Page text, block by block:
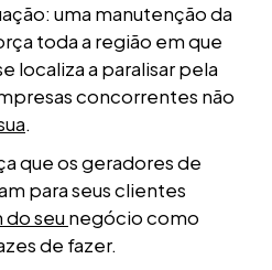
uma manutenção da
toda a região em que
localiza a paralisar pela
concorrentes não
.
que os geradores de
para seus clientes
do seu negócio como
de fazer.